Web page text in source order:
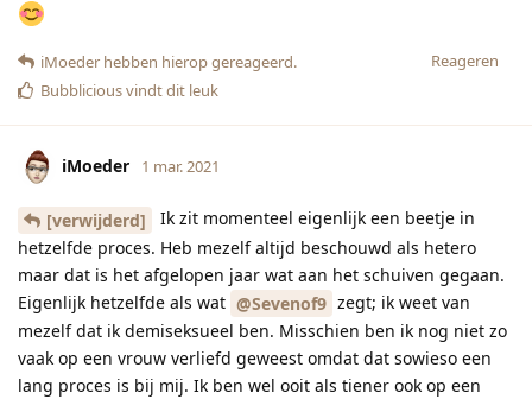
Reageren
iMoeder hebben hierop gereageerd.
Bubbliciousvindt dit leuk
iMoeder 1 mar. 2021
[verwijderd]
Ik zit momenteel eigenlijk een beetje in
hetzelfde proces. Heb mezelf altijd beschouwd als hetero
maar dat is het afgelopen jaar wat aan het schuiven gegaan.
Eigenlijk hetzelfde als wat @Sevenof9 zegt; ik weet van
mezelf dat ik demiseksueel ben. Misschien ben ik nog niet zo
vaak op een vrouw verliefd geweest omdat dat sowieso een
lang proces is bij mij. Ik ben wel ooit als tiener ook op een